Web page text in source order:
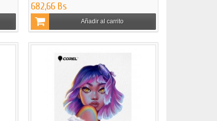
682,66 Bs
Añadir al carrito